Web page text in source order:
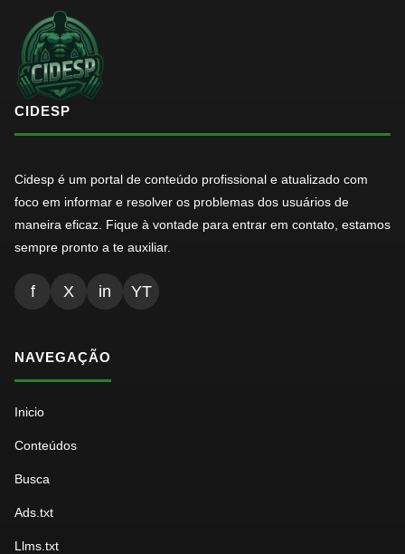
CIDESP
Cidesp é um portal de conteúdo profissional e atualizado com
foco em informar e resolver os problemas dos usuários de
maneira eficaz. Fique à vontade para entrar em contato, estamos
sempre pronto a te auxiliar.
f X in YT
NAVEGAÇÃO
Inicio
Conteúdos
Busca
Ads.txt
Llms.txt